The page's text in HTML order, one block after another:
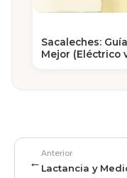
Sacaleches:
Mejor (Eléctrico
←
Anterior
Lactancia y